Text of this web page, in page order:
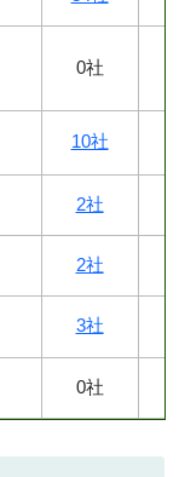
0社
10社
2社
2社
3社
0社